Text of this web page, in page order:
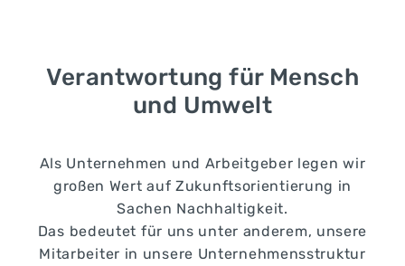
Verantwortung für Mensch
und Umwelt
Als Unternehmen und Arbeitgeber legen wir
großen Wert auf Zukunftsorientierung in
Sachen Nachhaltigkeit.
Das bedeutet für uns unter anderem, unsere
Mitarbeiter in unsere Unternehmensstruktur